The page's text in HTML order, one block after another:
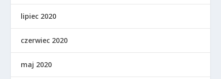
lipiec 2020
czerwiec 2020
maj 2020